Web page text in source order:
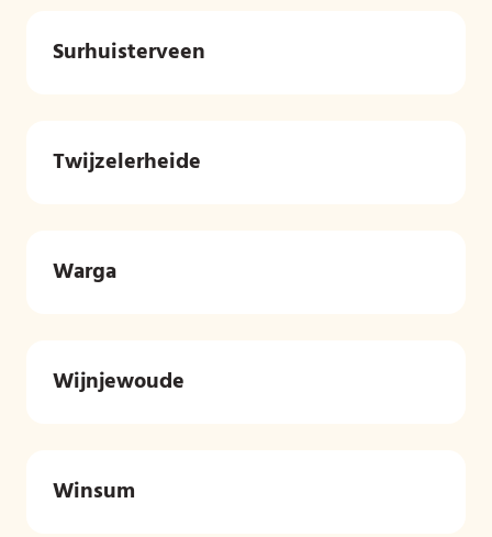
Surhuisterveen
Twijzelerheide
Warga
Wijnjewoude
Winsum